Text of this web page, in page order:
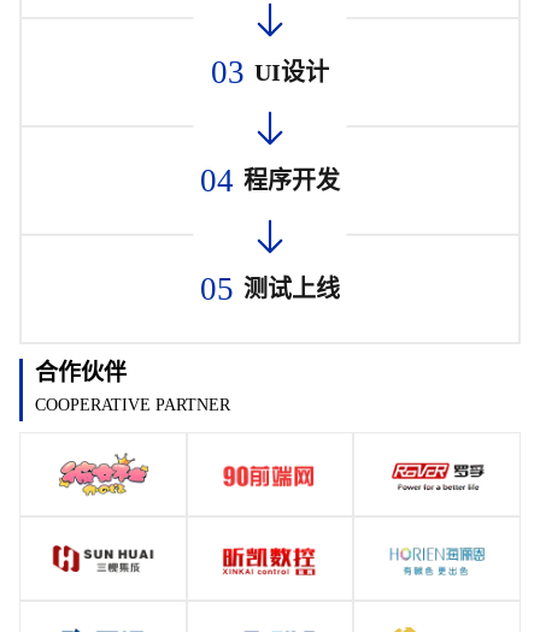
03 UI设计
04 程序开发
05 测试上线
合作伙伴
COOPERATIVE PARTNER